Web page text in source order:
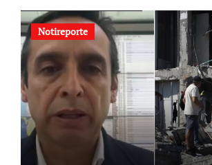
Notireporte